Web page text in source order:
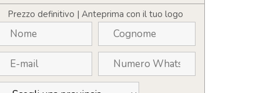
Prezzo definitivo | Anteprima con il tuo logo